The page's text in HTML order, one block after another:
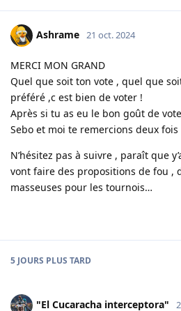
Ashrame 21 oct. 2024
MERCI MON GRAND
Quel que soit ton vote , quel que
préféré ,c est bien de voter !
Après si tu as eu le bon goût de
Sebo et moi te remercions deux fois
N’hésitez pas à suivre , paraît que
vont faire des propositions de fou ,
masseuses pour les tournois…
5 JOURS PLUS TARD
"El Cucaracha interceptora"